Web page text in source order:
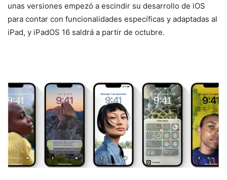
unas versiones empezó a escindir su desarrollo de iOS
para contar con funcionalidades específicas y adaptadas al
iPad, y iPadOS 16 saldrá a partir de octubre.